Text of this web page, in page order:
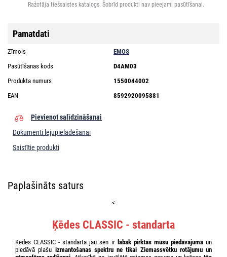
Ražotāja tiešsaistes katalogs. Šobrīd produkti nav pieejami pasūtīšanai.
Pamatdati
Zīmols
EMOS
Pasūtīšanas kods
D4AM03
Produkta numurs
1550044002
EAN
8592920095881
Pievienot salīdzināšanai
Dokumenti lejupielādēšanai
Saistītie produkti
Paplašināts saturs
<
Ķēdes CLASSIC - standarta
Ķēdes CLASSIC - standarta jau sen ir labāk pirktās mūsu piedāvājumāun
piedāvā plašu izmantošanas spektru ne tikai Ziemassvētku rotājumu un